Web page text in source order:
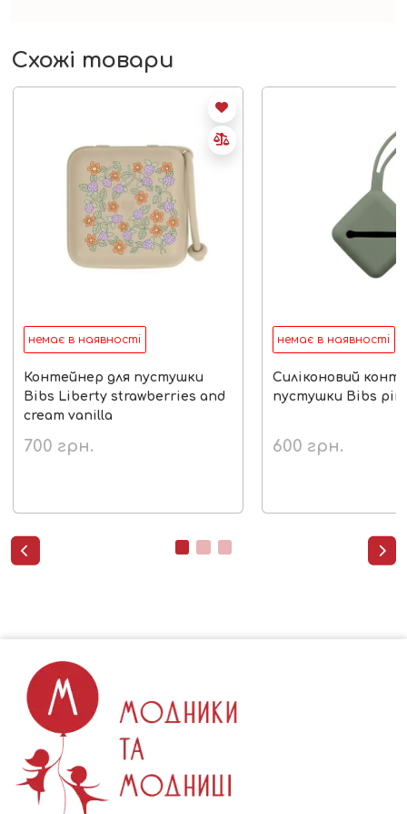
Схожі товари
немає в наявності
Контейнер для пустушки
Bibs Liberty strawberries and
cream vanilla
700 грн.
немає в наявності
Силіконовий
пустушки Bibs
600 грн.
 